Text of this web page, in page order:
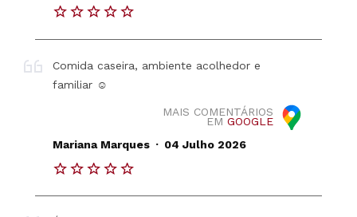
Comida caseira, ambiente acolhedor e
familiar ☺️
MAIS COMENTÁRIOS
EM GOOGLE
Mariana Marques . 04 Julho 2026